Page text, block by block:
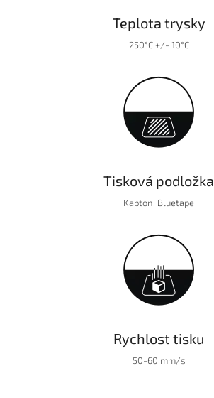
Teplota trysky
250°C +/- 10°C
Tisková podložka
Kapton, Bluetape
Rychlost tisku
50-60 mm/s